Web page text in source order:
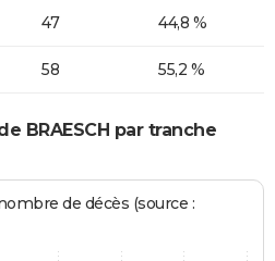
47 44,8 %
58 55,2 %
BRAESCH par tranche
de décès (source :